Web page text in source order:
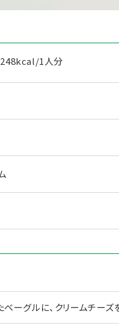
248kcal/1人分
ーグルに、クリームチーズ